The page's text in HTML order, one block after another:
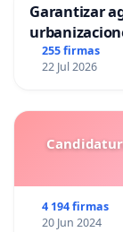
Garantizar
255 firmas
22 Jul 2026
4 194 firmas
20 Jun 2024